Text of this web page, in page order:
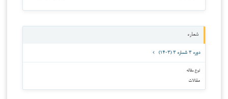
شماره
دوره ۳ شماره ۳ (۱۴۰۳)
نوع مقاله
مقالات